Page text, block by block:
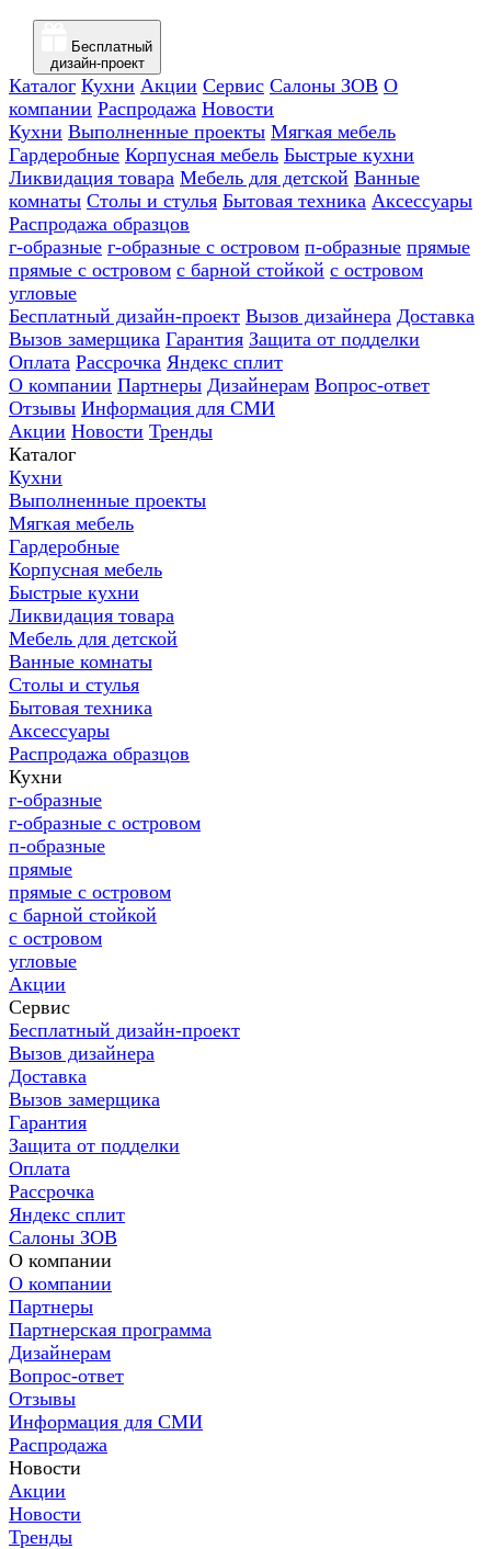
Бесплатный
дизайн-проект
Каталог Кухни Акции Сервис Салоны ЗОВ О
компании Распродажа Новости
Кухни Выполненные проекты Мягкая мебель
Гардеробные Корпусная мебель Быстрые кухни
Ликвидация товара Мебель для детской Ванные
комнаты Столы и стулья Бытовая техника Аксессуары
Распродажа образцов
г-образные г-образные с островом п-образные прямые
прямые с островом с барной стойкой с островом
угловые
Бесплатный дизайн-проект Вызов дизайнера Доставка
Вызов замерщика Гарантия Защита от подделки
Оплата Рассрочка Яндекс сплит
О компании Партнеры Дизайнерам Вопрос-ответ
Отзывы Информация для СМИ
Акции Новости Тренды
Каталог
Кухни
Выполненные проекты
Мягкая мебель
Гардеробные
Корпусная мебель
Быстрые кухни
Ликвидация товара
Мебель для детской
Ванные комнаты
Столы и стулья
Бытовая техника
Аксессуары
Распродажа образцов
Кухни
г-образные
г-образные с островом
п-образные
прямые
прямые с островом
с барной стойкой
с островом
угловые
Акции
Сервис
Бесплатный дизайн-проект
Вызов дизайнера
Доставка
Вызов замерщика
Гарантия
Защита от подделки
Оплата
Рассрочка
Яндекс сплит
Салоны ЗОВ
О компании
О компании
Партнеры
Партнерская программа
Дизайнерам
Вопрос-ответ
Отзывы
Информация для СМИ
Распродажа
Новости
Акции
Новости
Тренды